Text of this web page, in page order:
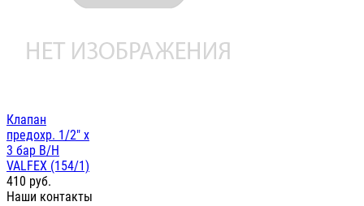
Клапан
предохр. 1/2" х
3 бар В/Н
VALFEX (154/1)
410 руб.
Наши контакты